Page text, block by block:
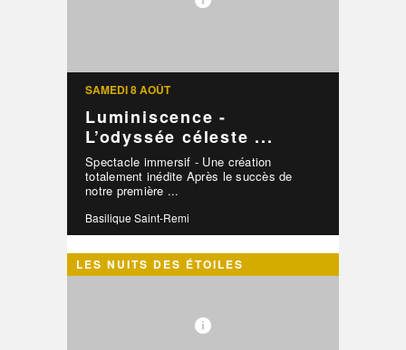
SAMEDI 8 AOÛT
Luminiscence -
L’odyssée céleste ...
Spectacle immersif - Une création
totalement inédite Après le succès de
notre première ...
Basilique Saint-Remi
LES NUITS DES ÉTOILES